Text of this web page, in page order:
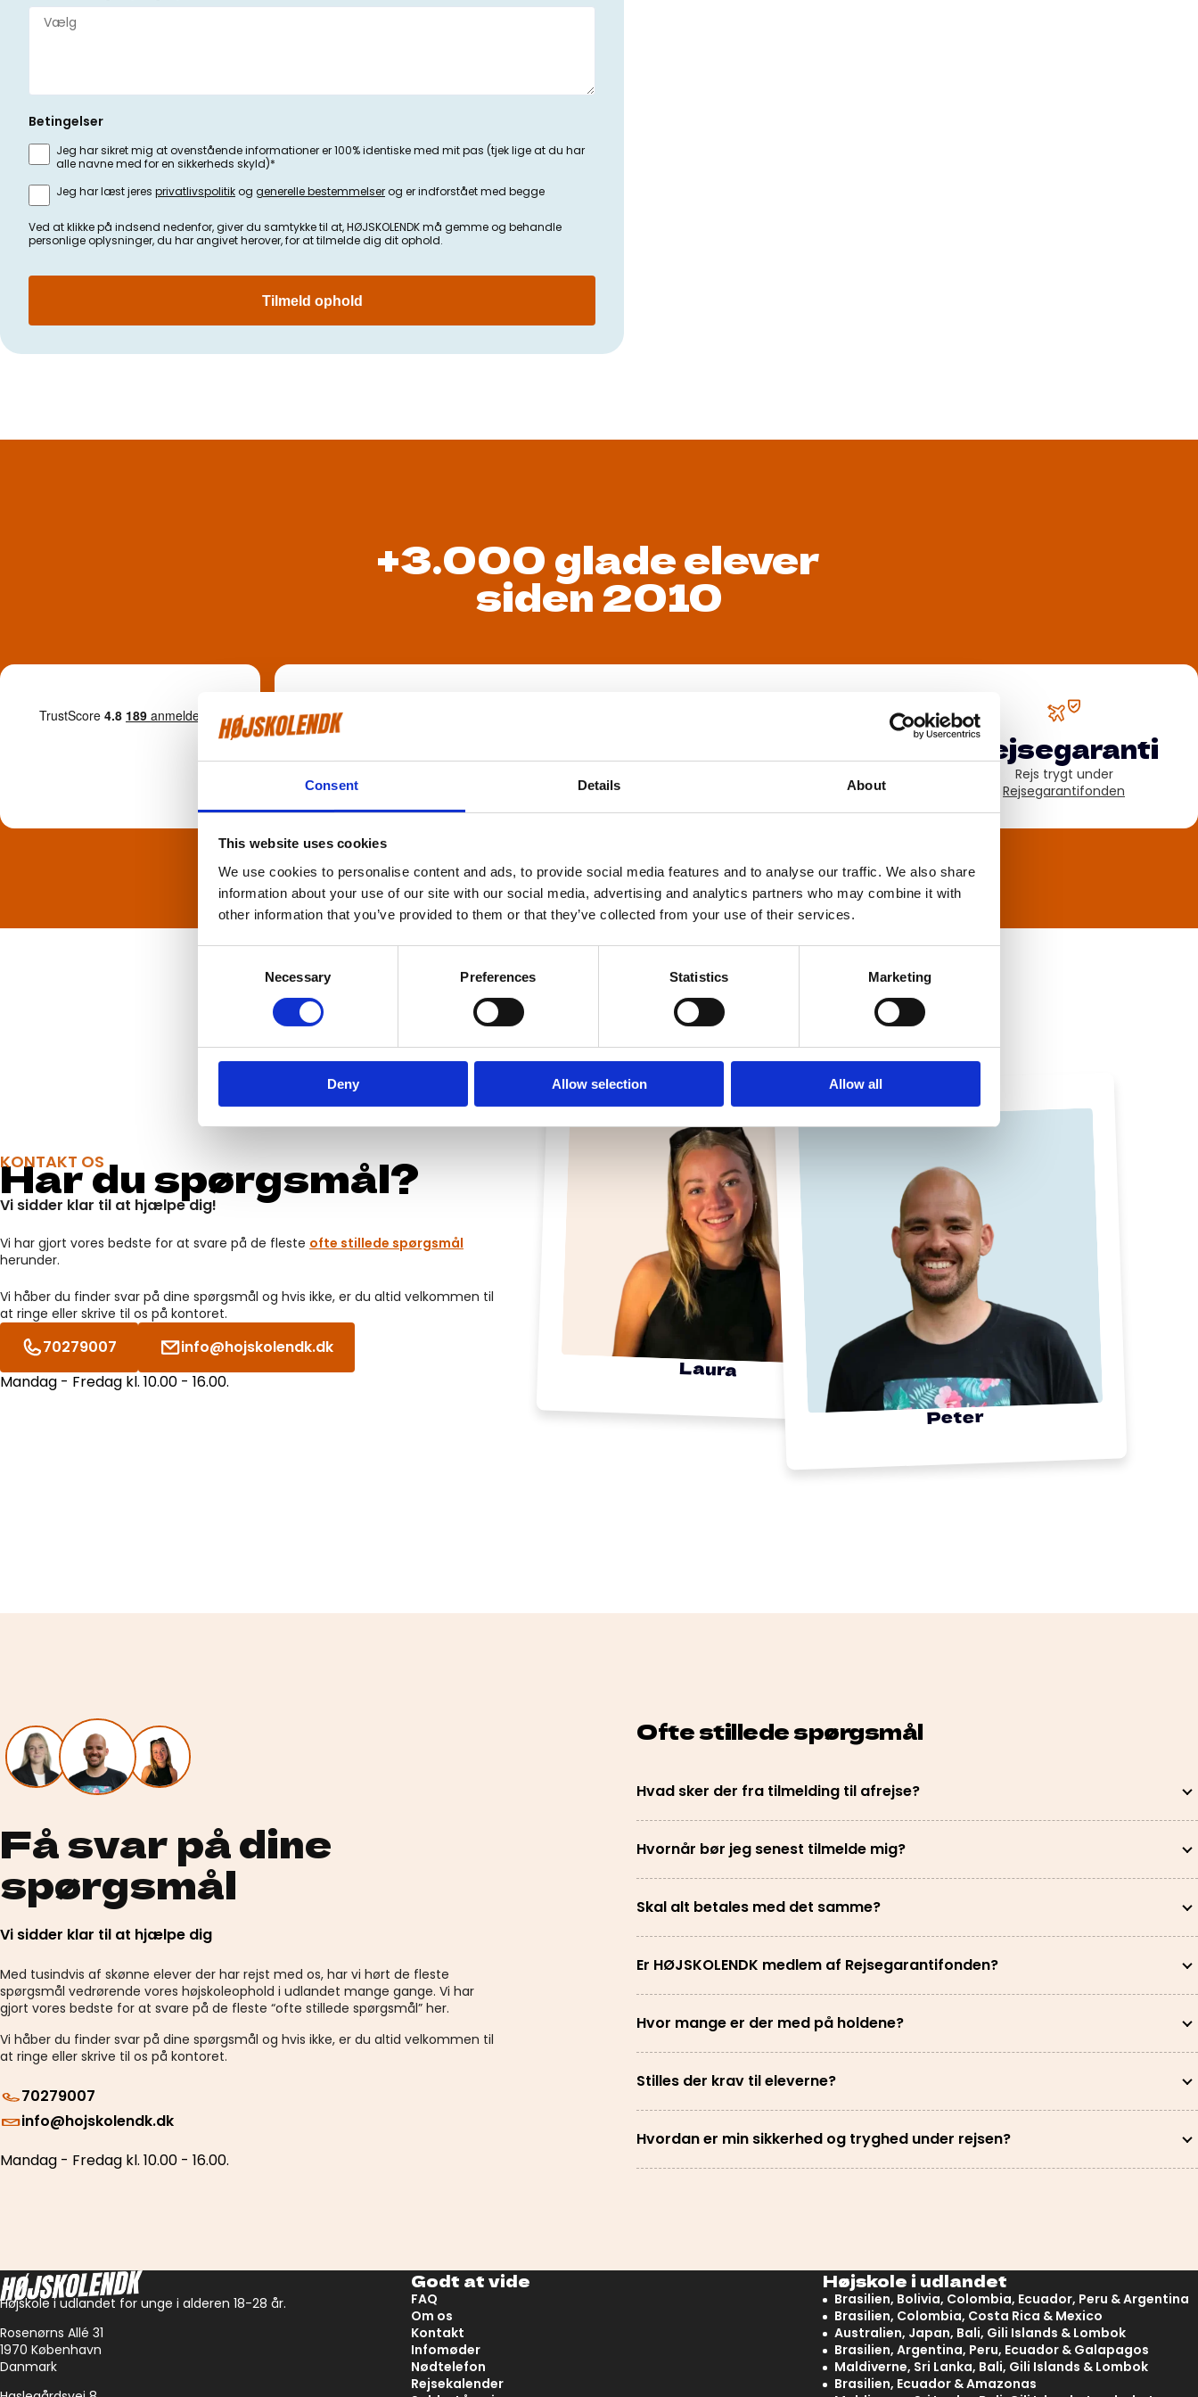
Consent Details About
This website uses cookies
We use cookies to personalise content and ads, to provide social media features and to analyse our traffic. We also share
information about your use of our site with our social media, advertising and analytics partners who may combine it with
other information that you’ve provided to them or that they’ve collected from your use of their services.
Necessary Preferences Statistics Marketing
Deny Allow selection Allow all
Betingelser
Jeg har sikret mig at ovenstående informationer er 100% identiske med mit pas (tjek lige at du har
alle navne med for en sikkerheds skyld)*
Jeg har læst jeres privatlivspolitikog generelle bestemmelserog er indforstået med begge
Ved at klikke på indsend nedenfor, giver du samtykke til at, HØJSKOLENDK må gemme og behandle
personlige oplysninger, du har angivet herover, for at tilmelde dig dit ophold.
Tilmeld ophold
+3.000 glade elever
siden 2010
Rejsegaranti
Rejs trygt under
Rejsegarantifonden
KONTAKT OS
Har du spørgsmål?
Vi sidder klar til at hjælpe dig!
Vi har gjort vores bedste for at svare på de fleste ofte stillede spørgsmål
herunder.
Vi håber du finder svar på dine spørgsmål og hvis ikke, er du altid velkommen til
at ringe eller skrive til os på kontoret.
70279007
info@hojskolendk.dk
Mandag - Fredag kl. 10.00 - 16.00.
Laura
Peter
Få svar på dine
spørgsmål
Vi sidder klar til at hjælpe dig
Med tusindvis af skønne elever der har rejst med os, har vi hørt de fleste
spørgsmål vedrørende vores højskoleophold i udlandet mange gange. Vi har
gjort vores bedste for at svare på de fleste “ofte stillede spørgsmål” her.
Vi håber du finder svar på dine spørgsmål og hvis ikke, er du altid velkommen til
at ringe eller skrive til os på kontoret.
70279007
info@hojskolendk.dk
Mandag - Fredag kl. 10.00 - 16.00.
Ofte stillede spørgsmål
Hvad sker der fra tilmelding til afrejse?
Hvornår bør jeg senest tilmelde mig?
Skal alt betales med det samme?
Er HØJSKOLENDK medlem af Rejsegarantifonden?
Hvor mange er der med på holdene?
Stilles der krav til eleverne?
Hvordan er min sikkerhed og tryghed under rejsen?
Højskole i udlandet for unge i alderen 18-28 år.
Rosenørns Allé 31
1970 København
Danmark
Godt at vide
FAQ
Om os
Kontakt
Infomøder
Nødtelefon
Rejsekalender
Højskole i udlandet
Brasilien, Bolivia, Colombia, Ecuador, Peru & Argentina
Brasilien, Colombia, Costa Rica & Mexico
Australien, Japan, Bali, Gili Islands & Lombok
Brasilien, Argentina, Peru, Ecuador & Galapagos
Maldiverne, Sri Lanka, Bali, Gili Islands & Lombok
Brasilien, Ecuador & Amazonas